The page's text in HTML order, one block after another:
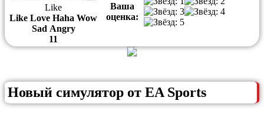
Like
Like Love Haha Wow
Sad Angry
11
Ваша
оценка:
Новый симулятор от EA Sports